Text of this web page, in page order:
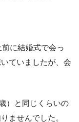
に結婚式で会っ
ていましたが、会
）と同じくらいの
ませんでした。